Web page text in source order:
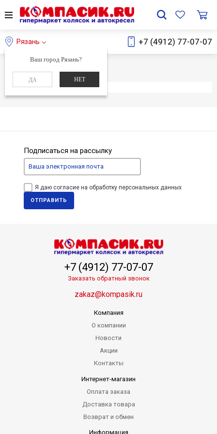
Рязань
Ваш город Рязань?
ДА НЕТ
+7 (4912) 77-07-07
Главная Каталог
Элемент не найден
Подписаться на рассылку
Я даю согласие на обработку персональных данных
ОТПРАВИТЬ
+7 (4912) 77-07-07
Заказать обратный звонок
zakaz@kompasik.ru
Компания
О компании
Новости
Акции
Контакты
Интернет-магазин
Оплата заказа
Доставка товара
Возврат и обмен
Информация